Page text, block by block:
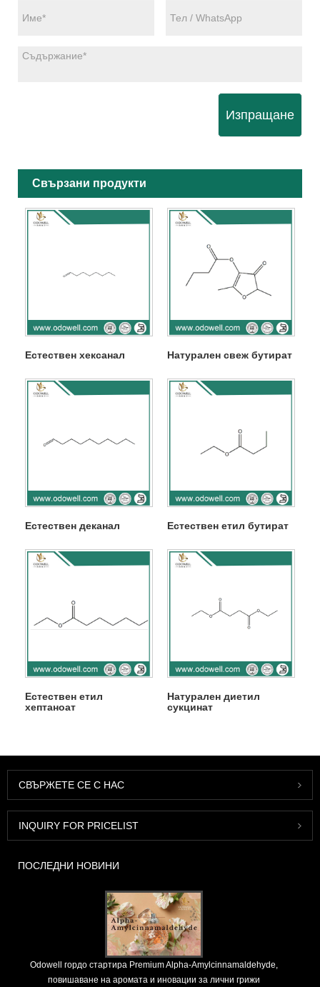
Изпращане
Свързани продукти
Естествен хексанал Натурален свеж бутират
Естествен деканал Естествен етил бутират
Естествен етил
хептаноат
Натурален диетил
сукцинат
СВЪРЖЕТЕ СЕ С НАС
INQUIRY FOR PRICELIST
ПОСЛЕДНИ НОВИНИ
Odowell гордо стартира Premium Alpha-Amylcinnamaldehyde,
повишаване на аромата и иновации за лични грижи